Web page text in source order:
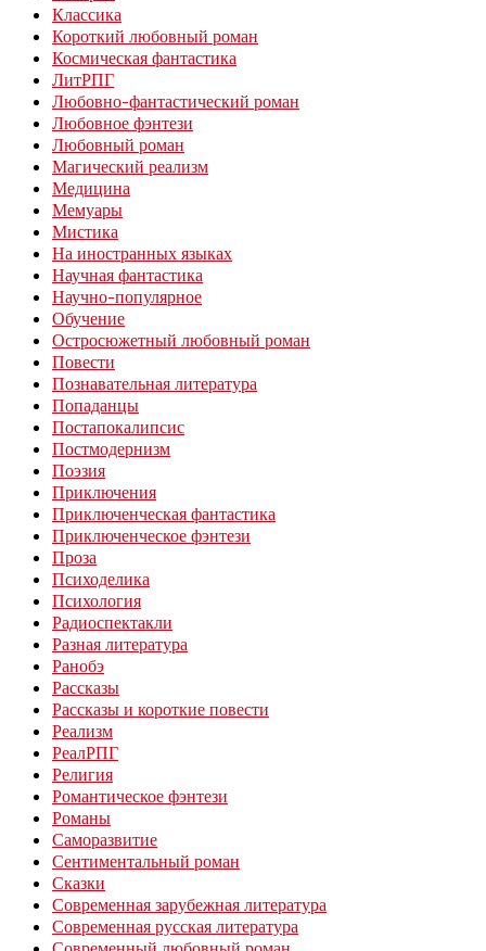
Классика
Короткий любовный роман
Космическая фантастика
ЛитРПГ
Любовно-фантастический роман
Любовное фэнтези
Любовный роман
Магический реализм
Медицина
Мемуары
Мистика
На иностранных языках
Научная фантастика
Научно-популярное
Обучение
Остросюжетный любовный роман
Повести
Познавательная литература
Попаданцы
Постапокалипсис
Постмодернизм
Поэзия
Приключения
Приключенческая фантастика
Приключенческое фэнтези
Проза
Психоделика
Психология
Радиоспектакли
Разная литература
Ранобэ
Рассказы
Рассказы и короткие повести
Реализм
РеалРПГ
Религия
Романтическое фэнтези
Романы
Саморазвитие
Сентиментальный роман
Сказки
Современная зарубежная литература
Современная русская литература